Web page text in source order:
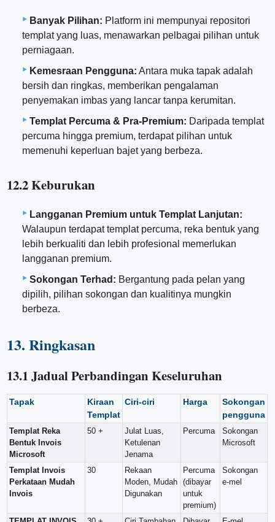
Banyak Pilihan: Platform ini mempunyai repositori
templat yang luas, menawarkan pelbagai pilihan untuk
perniagaan.
Kemesraan Pengguna: Antara muka tapak adalah
bersih dan ringkas, memberikan pengalaman
penyemakan imbas yang lancar tanpa kerumitan.
Templat Percuma & Pra-Premium: Daripada templat
percuma hingga premium, terdapat pilihan untuk
memenuhi keperluan bajet yang berbeza.
12.2 Keburukan
Langganan Premium untuk Templat Lanjutan:
Walaupun terdapat templat percuma, reka bentuk yang
lebih berkualiti dan lebih profesional memerlukan
langganan premium.
Sokongan Terhad: Bergantung pada pelan yang
dipilih, pilihan sokongan dan kualitinya mungkin
berbeza.
13. Ringkasan
13.1 Jadual Perbandingan Keseluruhan
Tapak
Kiraan
Templat
Ciri-ciri Harga
Sokongan
pengguna
Templat Reka
Bentuk Invois
Microsoft
50 +
Julat Luas,
Ketulenan
Jenama
Percuma
Sokongan
Microsoft
Templat Invois
Perkataan Mudah
Invois
30
Rekaan
Moden, Mudah
Digunakan
Percuma
(dibayar
untuk
premium)
Sokongan
e-mel